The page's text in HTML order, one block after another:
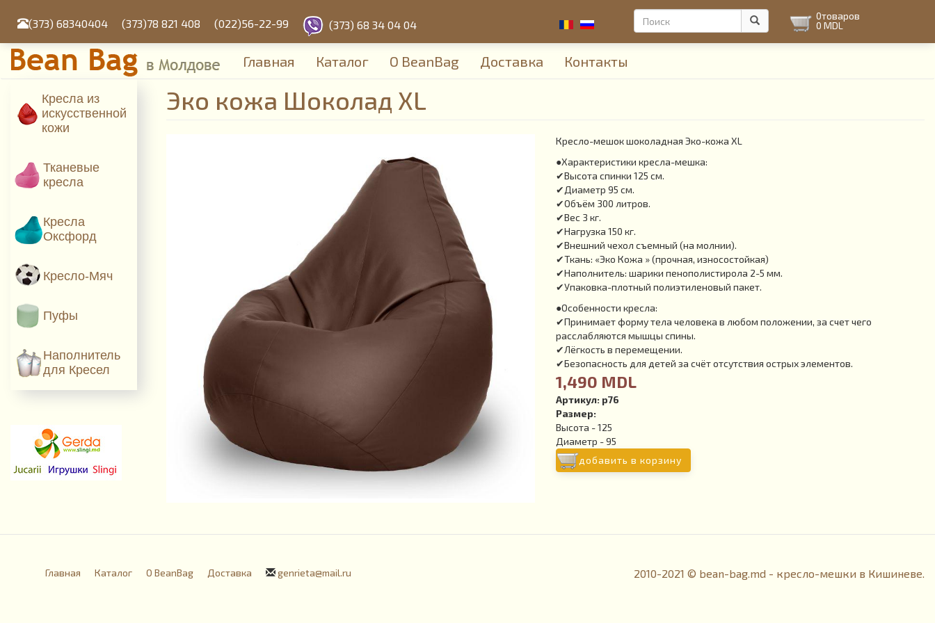
содержанию
(373) 68340404 (373)78 821 408 (022)56-22-99 (373) 68 34 04 04
Форма
поиска
0товаров
0 MDL
Главная Каталог О BeanBag Доставка Контакты
Кресла из
искусcтвенной
кожи
Тканевые
кресла
Кресла
Оксфорд
Кресло-Мяч
Пуфы
Наполнитель
для Кресел
Эко кожа Шоколад XL
Кресло-мешок шоколадная Эко-кожа XL
●Характеристики кресла-мешка:
✔Высота спинки 125 см.
✔Диаметр 95 см.
✔Объём 300 литров.
✔Вес 3 кг.
✔Нагрузка 150 кг.
✔Внешний чехол съемный (на молнии).
✔Ткань: «Эко Кожа » (прочная, износостойкая)
✔Наполнитель: шарики пенополистирола 2-5 мм.
✔Упаковка-плотный полиэтиленовый пакет.
●Особенности кресла:
✔Принимает форму тела человека в любом положении, за счет чего
расслабляются мышцы спины.
✔Лёгкость в перемещении.
✔Безопасность для детей за счёт отсутствия острых элементов.
1,490 MDL
Артикул: р76
Размер:
Высота - 125
Диаметр - 95
добавить в корзину
Главная Каталог О BeanBag Доставка genrieta@mail.ru 2010-2021 © bean-bag.md - кресло-мешки в Кишиневе.